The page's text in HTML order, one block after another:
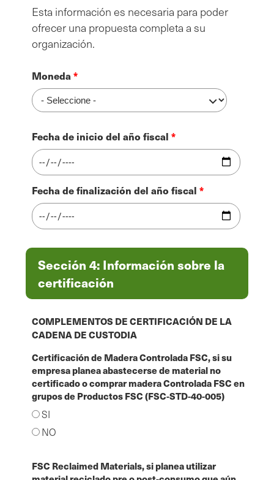
Esta información es necesaria para poder
ofrecer una propuesta completa a su
organización.
Moneda
Fecha de inicio del año fiscal
Fecha de finalización del año fiscal
Sección 4: Información sobre la
certificación
COMPLEMENTOS DE CERTIFICACIÓN DE LA
CADENA DE CUSTODIA
Certificación de Madera Controlada FSC, si su
empresa planea abastecerse de material no
certificado o comprar madera Controlada FSC en
grupos de Productos FSC (FSC-STD-40-005)
SI
NO
FSC Reclaimed Materials, si planea utilizar